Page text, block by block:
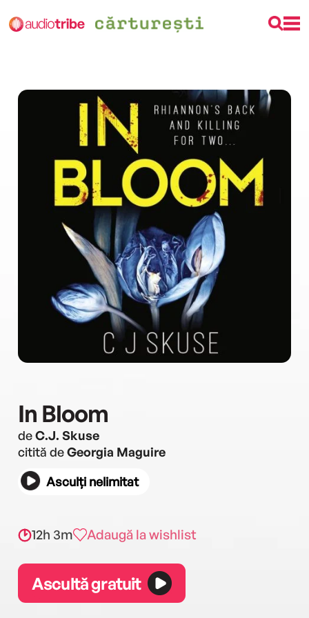
In Bloom
deC.J. Skuse
citită deGeorgia Maguire
Asculți nelimitat
12h 3m Adaugă la wishlist
Ascultă gratuit